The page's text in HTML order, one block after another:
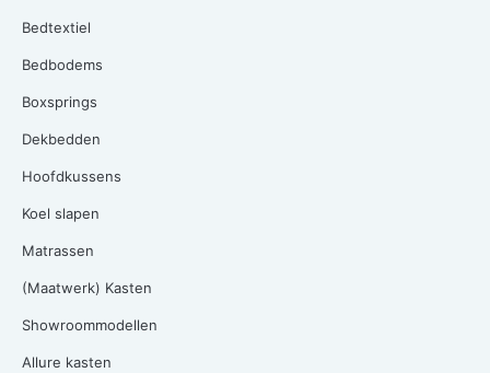
Bedtextiel
Bedbodems
Boxsprings
Dekbedden
Hoofdkussens
Koel slapen
Matrassen
(Maatwerk) Kasten
Showroommodellen
Allure kasten